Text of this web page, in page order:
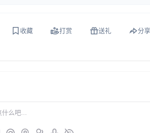
收藏 打赏 送礼 分享